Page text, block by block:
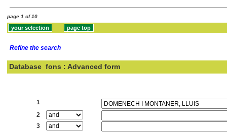
page 1 of 10
Refine the search
Database fons : Advanced form
1
2
3